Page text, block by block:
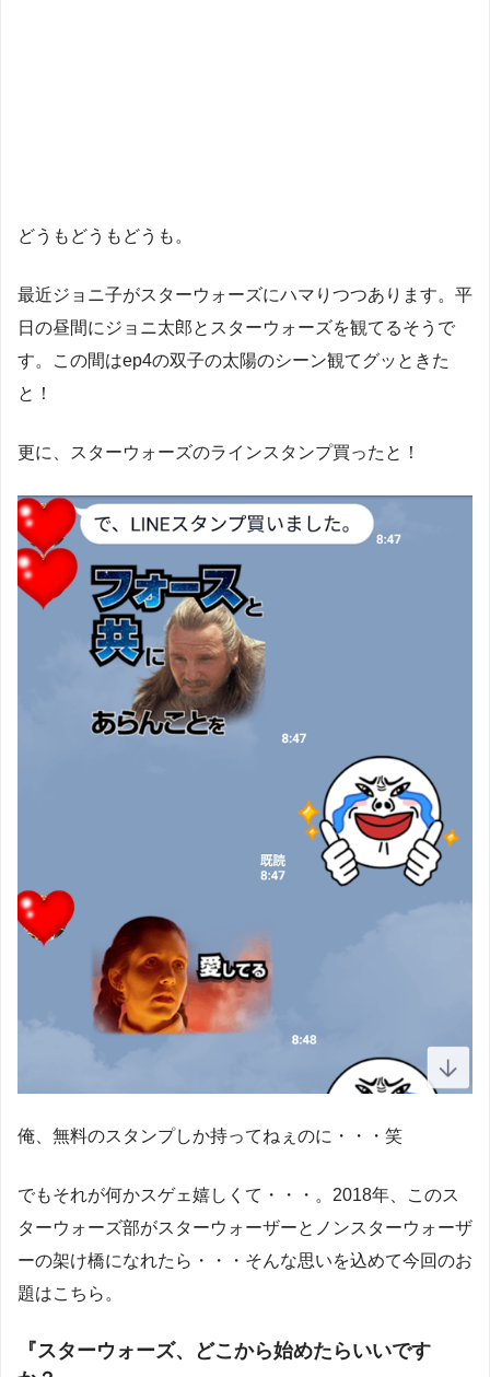
どうもどうもどうも。
最近ジョニ子がスターウォーズにハマりつつあります。平
日の昼間にジョニ太郎とスターウォーズを観てるそうで
す。この間はep4の双子の太陽のシーン観てグッときた
と！
更に、スターウォーズのラインスタンプ買ったと！
俺、無料のスタンプしか持ってねぇのに・・・笑
でもそれが何かスゲェ嬉しくて・・・。2018年、このス
ターウォーズ部がスターウォーザーとノンスターウォーザ
ーの架け橋になれたら・・・そんな思いを込めて今回のお
題はこちら。
『スターウォーズ、どこから始めたらいいです